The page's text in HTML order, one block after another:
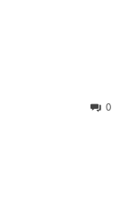
0